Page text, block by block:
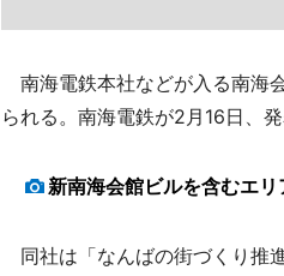
南海電鉄本社などが入る南海
られる。南海電鉄が2月16日、発
新南海会館ビルを含むエ
同社は「なんばの街づくり推